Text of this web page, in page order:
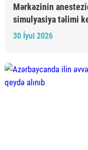
Mərkəzinin
30 İyul 2026